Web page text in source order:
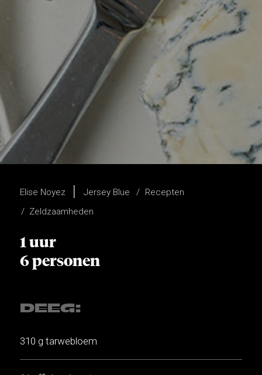
Elise Noyez Jersey Blue
Recepten
Zeldzaamheden
1 uur
6 personen
DEEG:
310 g tarwebloem